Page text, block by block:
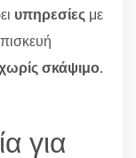
υπηρεσίες με
σκάψιμο.
για